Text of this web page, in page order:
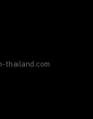
thailand.com